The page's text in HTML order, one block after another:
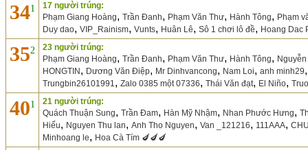
341
17 người trúng:
Phạm Giang Hoàng, Trần Đanh, Phạm Văn Thư, Hành Tông, Phạm
Duy dao, VIP_Rainism, Vunts, Huân Lê, Sô 1 chơi lô đề, Hoang Dac
352
23 người trúng:
Phạm Giang Hoàng, Trần Đanh, Phạm Văn Thư, Hành Tông,
HONGTIN , Dương Văn Điệp, Mr Dinhvancong, Nam Loi, anh minh29
Trungbin26101991, Zalo 0385 một 07336, Thái Văn đạt, El Niño,
401
21 người trúng:
Quách Thuận Sung, Trần Đam, Hàn Mỹ Nhậm, Nhan Phước Hưng,
Hiếu, Nguyen Thu lan, Anh Tho Nguyen, Van _121216, 111AAA,
Minhoang le, Hoa Cà Tím 🍆🍆🍆